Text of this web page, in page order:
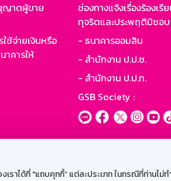
ได้ที่ "แถบคุกกี้” แต่ละประเภท ในกรณีที่ท่านไม่ท
ญาตผู้ขาย
ช้จ่ายเงินหรือ
คารให้
ช่องทางแจ้งเรื่องร้องเรี
ทุจริตและประพฤติมิชอบ
- ธนาคารออมสิน
- สำนักงาน ป.ป.ช.
- สำนักงาน ป.ป.ท.
GSB Society :